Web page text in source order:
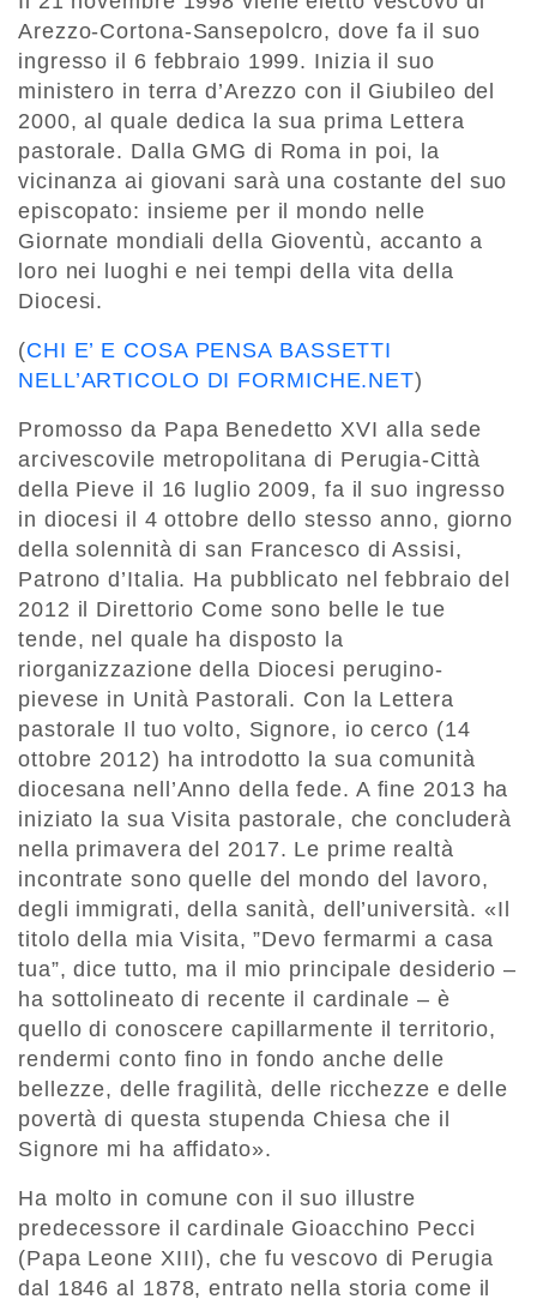
Arezzo-Cortona-Sansepolcro, dove fa il suo
ingresso il 6 febbraio 1999. Inizia il suo
ministero in terra d’Arezzo con il Giubileo del
2000, al quale dedica la sua prima Lettera
pastorale. Dalla GMG di Roma in poi, la
vicinanza ai giovani sarà una costante del suo
episcopato: insieme per il mondo nelle
Giornate mondiali della Gioventù, accanto a
loro nei luoghi e nei tempi della vita della
Diocesi.
(CHI E’ E COSA PENSA BASSETTI
NELL’ARTICOLO DI FORMICHE.NET)
Promosso da Papa Benedetto XVI alla sede
arcivescovile metropolitana di Perugia-Città
della Pieve il 16 luglio 2009, fa il suo ingresso
in diocesi il 4 ottobre dello stesso anno, giorno
della solennità di san Francesco di Assisi,
Patrono d’Italia. Ha pubblicato nel febbraio del
2012 il Direttorio Come sono belle le tue
tende, nel quale ha disposto la
riorganizzazione della Diocesi perugino-
pievese in Unità Pastorali. Con la Lettera
pastorale Il tuo volto, Signore, io cerco (14
ottobre 2012) ha introdotto la sua comunità
diocesana nell’Anno della fede. A fine 2013 ha
iniziato la sua Visita pastorale, che concluderà
nella primavera del 2017. Le prime realtà
incontrate sono quelle del mondo del lavoro,
degli immigrati, della sanità, dell’università. «Il
titolo della mia Visita, ”Devo fermarmi a casa
tua”, dice tutto, ma il mio principale desiderio –
ha sottolineato di recente il cardinale – è
quello di conoscere capillarmente il territorio,
rendermi conto fino in fondo anche delle
bellezze, delle fragilità, delle ricchezze e delle
povertà di questa stupenda Chiesa che il
Signore mi ha affidato».
Ha molto in comune con il suo illustre
predecessore il cardinale Gioacchino Pecci
(Papa Leone XIII), che fu vescovo di Perugia
dal 1846 al 1878, entrato nella storia come il